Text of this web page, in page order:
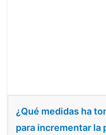
¿Qué medidas ha
para incrementar la